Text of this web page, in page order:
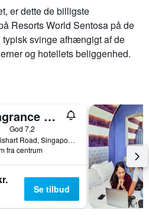
er dette de billigste
Resorts World Sentosa på de
svinge afhængigt af de
og hotellets beliggenhed.
Fragrance Hotel - Viva
God 7,2
75 Wishart Road, Singapore, Singapore
fra centrum
Se tilbud